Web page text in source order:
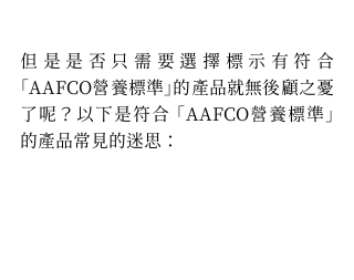
但是是否只需要選擇標示有符合
「AAFCO營養標準」的產品就無後顧之憂
了呢？以下是符合 「AAFCO營養標準」
的產品常見的迷思：